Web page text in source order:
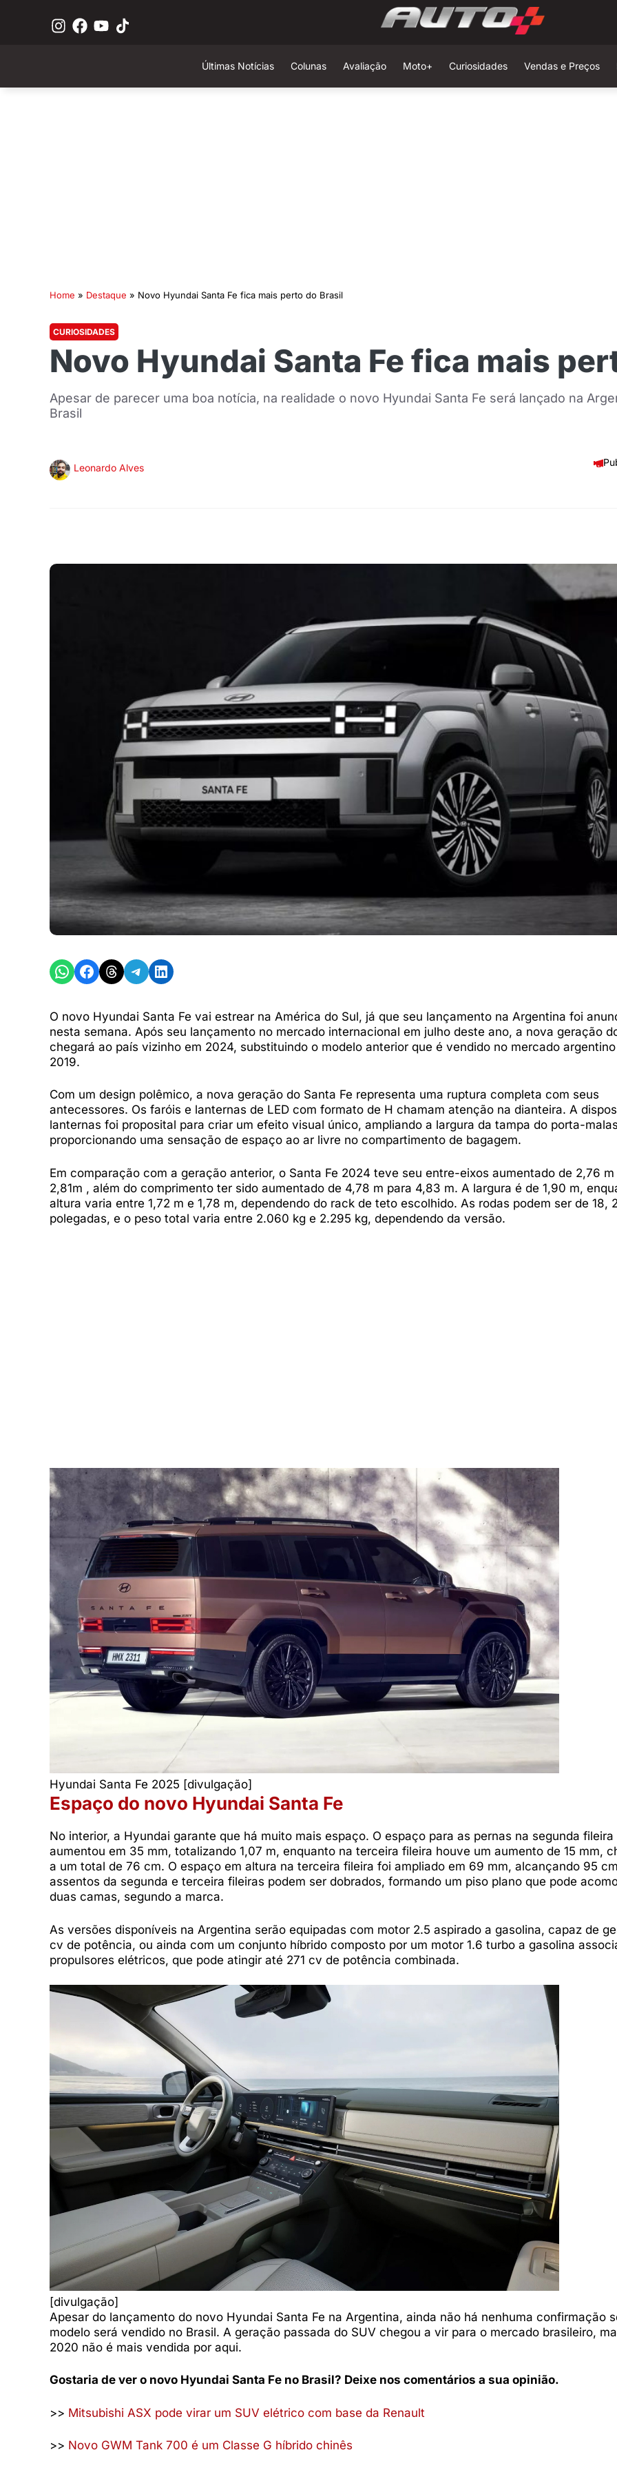
Últimas Notícias Colunas Avaliação Moto+ Curiosidades Vendas e Preços
Home » Destaque » Novo Hyundai Santa Fe fica mais perto do Brasil
CURIOSIDADES
Novo Hyundai Santa Fe fica mais
Apesar de parecer uma boa notícia, na realidade o novo Hyundai Santa Fe será lançado na
Brasil
Leonardo Alves
Share on WhatsApp
Share on Facebook
Share on Threads
Share on Telegram
Share on LinkedIn
O novo Hyundai Santa Fe vai estrear na América do Sul, já que seu lançamento na Argentina foi
nesta semana. Após seu lançamento no mercado internacional em julho deste ano, a nova geração
chegará ao país vizinho em 2024, substituindo o modelo anterior que é vendido no mercado
2019.
Com um design polêmico, a nova geração do Santa Fe representa uma ruptura completa com seus
antecessores. Os faróis e lanternas de LED com formato de H chamam atenção na dianteira. A
lanternas foi proposital para criar um efeito visual único, ampliando a largura da tampa do porta-
proporcionando uma sensação de espaço ao ar livre no compartimento de bagagem.
Em comparação com a geração anterior, o Santa Fe 2024 teve seu entre-eixos aumentado de 2,76 m
2,81m , além do comprimento ter sido aumentado de 4,78 m para 4,83 m. A largura é de 1,90 m,
altura varia entre 1,72 m e 1,78 m, dependendo do rack de teto escolhido. As rodas podem ser de 18,
polegadas, e o peso total varia entre 2.060 kg e 2.295 kg, dependendo da versão.
Hyundai Santa Fe 2025 [divulgação]
Espaço do novo Hyundai Santa Fe
No interior, a Hyundai garante que há muito mais espaço. O espaço para as pernas na segunda fileira
aumentou em 35 mm, totalizando 1,07 m, enquanto na terceira fileira houve um aumento de 15 mm,
a um total de 76 cm. O espaço em altura na terceira fileira foi ampliado em 69 mm, alcançando 95
assentos da segunda e terceira fileiras podem ser dobrados, formando um piso plano que pode
duas camas, segundo a marca.
As versões disponíveis na Argentina serão equipadas com motor 2.5 aspirado a gasolina, capaz de
cv de potência, ou ainda com um conjunto híbrido composto por um motor 1.6 turbo a gasolina
propulsores elétricos, que pode atingir até 271 cv de potência combinada.
[divulgação]
Apesar do lançamento do novo Hyundai Santa Fe na Argentina, ainda não há nenhuma confirmação
modelo será vendido no Brasil. A geração passada do SUV chegou a vir para o mercado brasileiro,
2020 não é mais vendida por aqui.
Gostaria de ver o novo Hyundai Santa Fe no Brasil? Deixe nos comentários a sua opinião.
>> Mitsubishi ASX pode virar um SUV elétrico com base da Renault
>> Novo GWM Tank 700 é um Classe G híbrido chinês